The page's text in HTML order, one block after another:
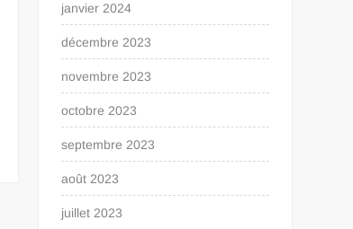
janvier 2024
décembre 2023
novembre 2023
octobre 2023
septembre 2023
août 2023
juillet 2023